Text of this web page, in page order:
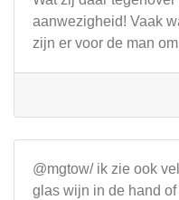
aanwezigheid! Vaak
zijn er voor de man
@mgtow/ ik zie ook
glas wijn in de hand